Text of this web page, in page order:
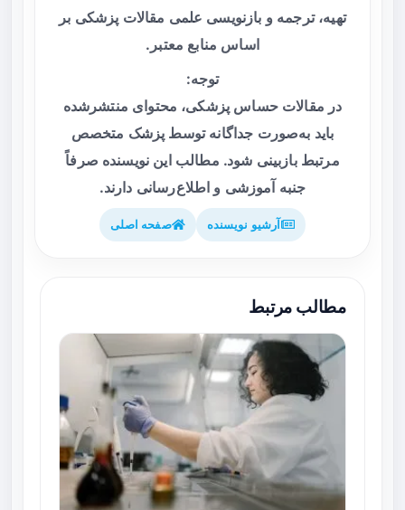
تهیه، ترجمه و بازنویسی علمی مقالات پزشکی بر
اساس منابع معتبر.
توجه:
در مقالات حساس پزشکی، محتوای منتشرشده
باید به‌صورت جداگانه توسط پزشک متخصص
مرتبط بازبینی شود. مطالب این نویسنده صرفاً
جنبه آموزشی و اطلاع‌رسانی دارند.
آرشیو نویسنده صفحه اصلی
مطالب مرتبط